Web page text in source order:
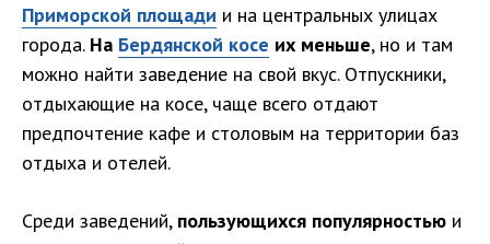
Приморской площади и на центральных улицах
города. На Бердянской косе их меньше, но и там
можно найти заведение на свой вкус. Отпускники,
отдыхающие на косе, чаще всего отдают
предпочтение кафе и столовым на территории баз
отдыха и отелей.
Среди заведений, пользующихся популярностью и